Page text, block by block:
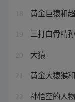
18 黄金巨猿和
19 三打白骨精
20 大猿
21 黄金大猿猴
22 孙悟空的人